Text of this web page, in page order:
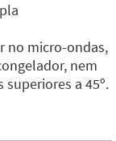
no micro-ondas,
nem
a 45º.